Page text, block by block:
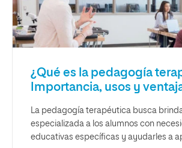
¿Qué es la pedagogía
Importancia, usos y
La pedagogía terapéutica busca
especializada a los alumnos con
educativas específicas y ayudarles a